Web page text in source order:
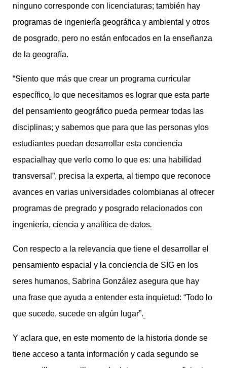
ninguno corresponde con licenciaturas; también hay
programas de ingeniería geográfica y ambiental y otros
de posgrado, pero no están enfocados en la enseñanza
de la geografía.
“Siento que más que crear un programa curricular
específico, lo que necesitamos es lograr que esta parte
del pensamiento geográfico pueda permear todas las
disciplinas; y sabemos que para que las personas ylos
estudiantes puedan desarrollar esta conciencia
espacialhay que verlo como lo que es: una habilidad
transversal”, precisa la experta, al tiempo que reconoce
avances en varias universidades colombianas al ofrecer
programas de pregrado y posgrado relacionados con
ingeniería, ciencia y analítica de datos.
Con respecto a la relevancia que tiene el desarrollar el
pensamiento espacial y la conciencia de SIG en los
seres humanos, Sabrina González asegura que hay
una frase que ayuda a entender esta inquietud: “Todo lo
que sucede, sucede en algún lugar”.
Y aclara que, en este momento de la historia donde se
tiene acceso a tanta información y cada segundo se